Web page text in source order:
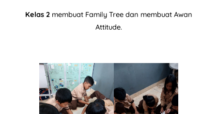
Kelas 2membuat Family Tree dan membuat Awan
Attitude.